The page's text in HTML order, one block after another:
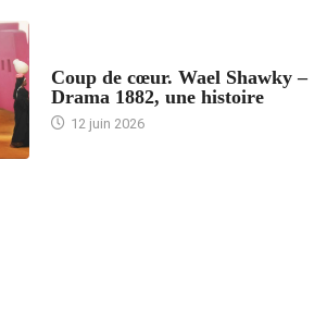
Coup de cœur. Wael Shawky –
Drama 1882, une histoire
12 juin 2026